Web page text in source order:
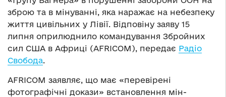
зброю та в мінуванні, яка наражає на небезпеку
життя цивільних у Лівії. Відповіну заяву 15
липня оприлюднило командування Збройних
сил США в Африці (AFRICOM), передає Радіо
Свобода.
AFRICOM заявляє, що має «перевірені
фотографічні докази» встановлення мін-